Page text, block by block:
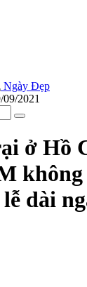
Ngày Đẹp
2021
ở Hồ
không
dài